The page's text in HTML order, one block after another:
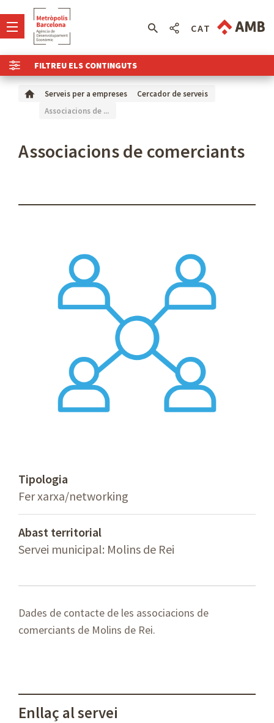
FILTREU ELS CONTINGUTS
CAT
Serveis per a empreses
Cercador de serveis
Associacions de ...
Associacions de comerciants
Tipologia
Fer xarxa/networking
Abast territorial
Servei municipal: Molins de Rei
Dades de contacte de les associacions de
comerciants de Molins de Rei.
Enllaç al servei